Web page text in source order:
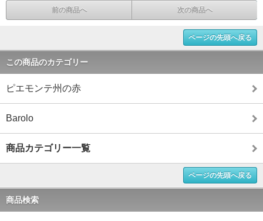
前の商品へ 次の商品へ
ページの先頭へ戻る
この商品のカテゴリー
ピエモンテ州の赤
Barolo
商品カテゴリー一覧
ページの先頭へ戻る
商品検索